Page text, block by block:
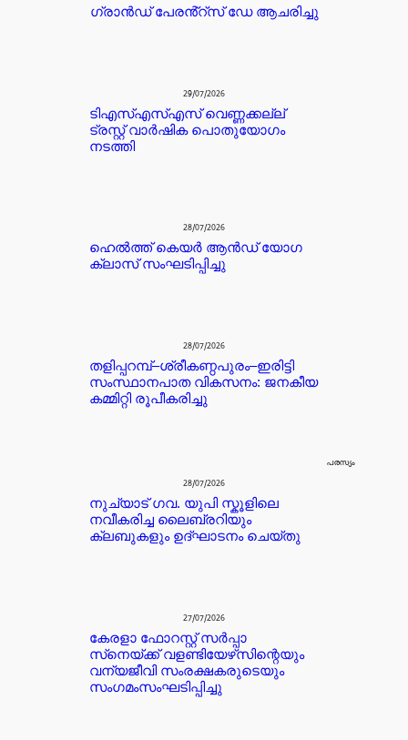
ഗ്രാൻഡ് പേരൻ്റ്സ് ഡേ ആചരിച്ചു
29/07/2026
ടിഎസ്എസ്എസ് വെണ്ണക്കല്ല്
ട്രസ്റ്റ് വാർഷിക പൊതുയോഗം
നടത്തി
28/07/2026
ഹെൽത്ത് കെയർ ആൻഡ് യോഗ
ക്ലാസ് സംഘടിപ്പിച്ചു
28/07/2026
തളിപ്പറമ്പ്–ശ്രീകണ്ഠപുരം–ഇരിട്ടി
സംസ്ഥാനപാത വികസനം: ജനകീയ
കമ്മിറ്റി രൂപീകരിച്ചു
പരസ്യം
28/07/2026
നുച്യാട് ഗവ. യുപി സ്കൂളിലെ
നവീകരിച്ച ലൈബ്രറിയും
ക്ലബുകളും ഉദ്ഘാടനം ചെയ്തു
27/07/2026
കേരളാ ഫോറസ്റ്റ് സർപ്പാ
സ്‌നെയ്ക്ക് വളണ്ടിയേഴ്‌സിന്റെയും
വന്യജീവി സംരക്ഷകരുടെയും
സംഗമംസംഘടിപ്പിച്ചു